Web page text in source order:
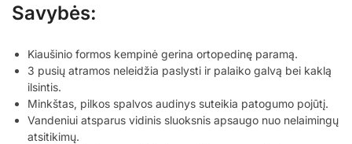
Savybės:
Kiaušinio formos kempinė gerina ortopedinę paramą.
3 pusių atramos neleidžia paslysti ir palaiko galvą bei kaklą
ilsintis.
Minkštas, pilkos spalvos audinys suteikia patogumo pojūtį.
Vandeniui atsparus vidinis sluoksnis apsaugo nuo nelaimingų
atsitikimų.